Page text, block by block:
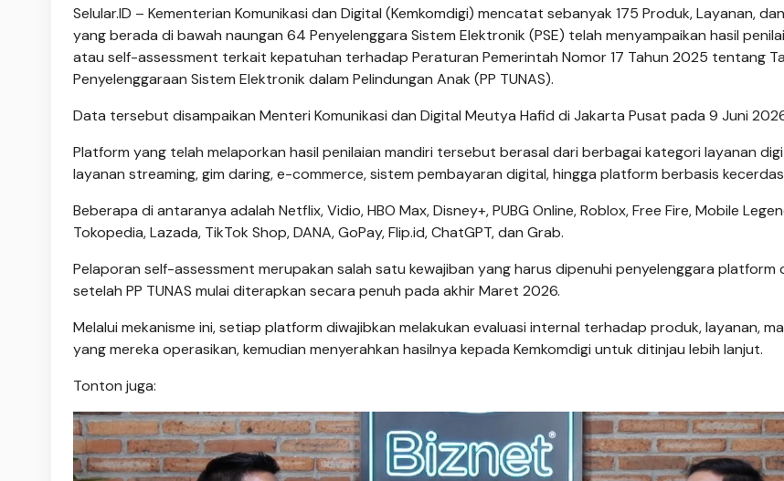
Selular.ID – Kementerian Komunikasi dan Digital (Kemkomdigi) mencatat sebanyak 175 Produk, Layanan,
yang berada di bawah naungan 64 Penyelenggara Sistem Elektronik (PSE) telah menyampaikan hasil
atau self-assessment terkait kepatuhan terhadap Peraturan Pemerintah Nomor 17 Tahun 2025 tentang
Penyelenggaraan Sistem Elektronik dalam Pelindungan Anak (PP TUNAS).
Data tersebut disampaikan Menteri Komunikasi dan Digital Meutya Hafid di Jakarta Pusat pada 9 Juni
Platform yang telah melaporkan hasil penilaian mandiri tersebut berasal dari berbagai kategori layanan
layanan streaming, gim daring, e-commerce, sistem pembayaran digital, hingga platform berbasis
Beberapa di antaranya adalah Netflix, Vidio, HBO Max, Disney+, PUBG Online, Roblox, Free Fire, Mobile
Tokopedia, Lazada, TikTok Shop, DANA, GoPay, Flip.id, ChatGPT, dan Grab.
Pelaporan self-assessment merupakan salah satu kewajiban yang harus dipenuhi penyelenggara platform
setelah PP TUNAS mulai diterapkan secara penuh pada akhir Maret 2026.
Melalui mekanisme ini, setiap platform diwajibkan melakukan evaluasi internal terhadap produk, layanan,
yang mereka operasikan, kemudian menyerahkan hasilnya kepada Kemkomdigi untuk ditinjau lebih lanjut.
Tonton juga: